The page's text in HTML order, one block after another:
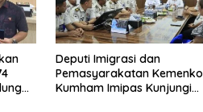
Deputi Imigrasi dan
Pemasyarakatan Kemenko
Kumham Imipas Kunjungi